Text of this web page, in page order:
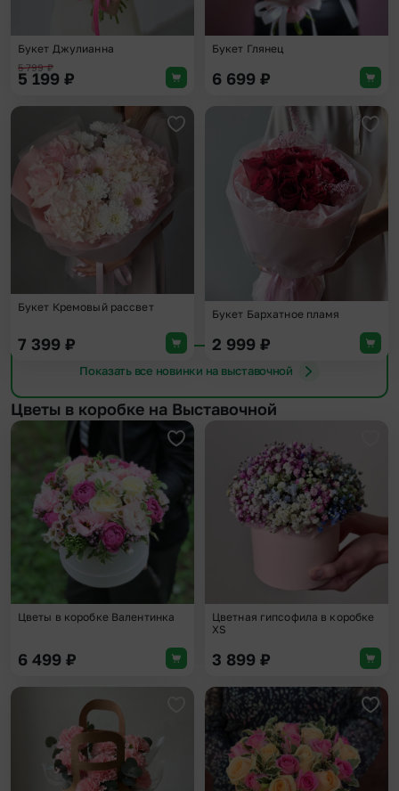
Букет Джулианна
5 799₽
5 199 ₽
Букет Глянец
6 699 ₽
Добавить в избранное
Букет Кремовый рассвет
7 399 ₽
Букет Бархатное пламя
2 999 ₽
Показать все новинки на выставочной
Цветы в коробке на Выставочной
Добавить в избранное
Цветы в коробке Валентинка
6 499 ₽
Цветная гипсофила в коробке
XS
3 899 ₽
Добавить в избранное